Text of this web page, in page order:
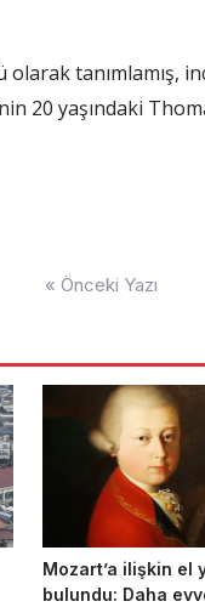
olarak
20 yaşındaki
« Önceki Yazı
Mozart’a ilişkin el
bulundu: Daha